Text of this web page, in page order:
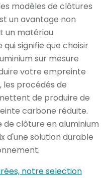
modèles de clôtures
un avantage non
un matériau
signifie que choisir
sur mesure
votre empreinte
les procédés de
de produire de
carbone réduite.
de clôture en aluminium
d'une solution durable
notre selection